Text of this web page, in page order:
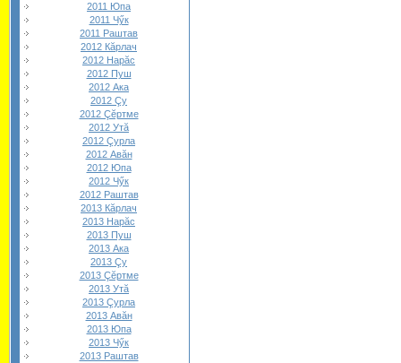
2011 Юпа
2011 Чӳк
2011 Раштав
2012 Кăрлач
2012 Нарăс
2012 Пуш
2012 Ака
2012 Çу
2012 Çĕртме
2012 Утă
2012 Çурла
2012 Авăн
2012 Юпа
2012 Чӳк
2012 Раштав
2013 Кăрлач
2013 Нарăс
2013 Пуш
2013 Ака
2013 Çу
2013 Çĕртме
2013 Утă
2013 Çурла
2013 Авăн
2013 Юпа
2013 Чӳк
2013 Раштав